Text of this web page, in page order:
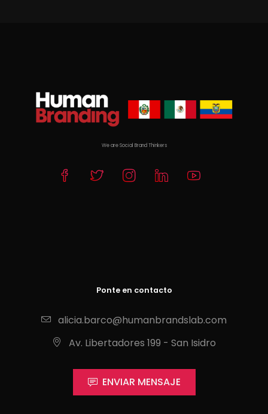
We are Social Brand Thinkers
Ponte en contacto
alicia.barco@humanbrandslab.com
Av. Libertadores 199 - San Isidro
ENVIAR MENSAJE